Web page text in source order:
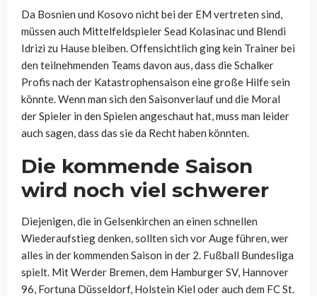
Da Bosnien und Kosovo nicht bei der EM vertreten sind,
müssen auch Mittelfeldspieler Sead Kolasinac und Blendi
Idrizi zu Hause bleiben. Offensichtlich ging kein Trainer bei
den teilnehmenden Teams davon aus, dass die Schalker
Profis nach der Katastrophensaison eine große Hilfe sein
könnte. Wenn man sich den Saisonverlauf und die Moral
der Spieler in den Spielen angeschaut hat, muss man leider
auch sagen, dass das sie da Recht haben könnten.
Die kommende Saison
wird noch viel schwerer
Diejenigen, die in Gelsenkirchen an einen schnellen
Wiederaufstieg denken, sollten sich vor Auge führen, wer
alles in der kommenden Saison in der 2. Fußball Bundesliga
spielt. Mit Werder Bremen, dem Hamburger SV, Hannover
96, Fortuna Düsseldorf, Holstein Kiel oder auch dem FC St.